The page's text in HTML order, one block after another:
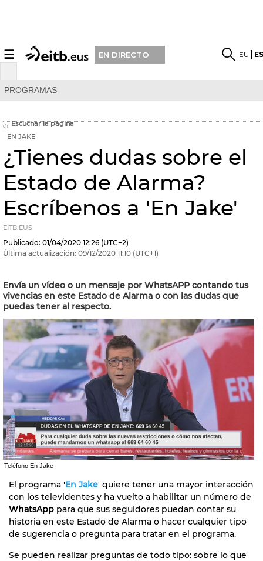
☰ EN DIRECTO EU
PROGRAMAS
Escuchar la página
EN JAKE
¿Tienes dudas sobre el
Estado de Alarma?
Escríbenos a 'En Jake'
EITB.EUS
Publicado: 01/04/2020 12:26 (UTC+2)
Última actualización: 09/12/2020 11:10 (UTC+1)
Envía un vídeo o un mensaje por WhatsAPP contando tus
vivencias en este Estado de Alarma o con las dudas que
puedas tener al respecto.
Teléfono En Jake
El programa 'En Jake' quiere tener una mayor interacción
con los televidentes y ha vuelto a habilitar un número de
WhatsApp para que sus seguidores puedan contar su
historia en este Estado de Alarma o hacer cualquier tipo
de sugerencia o pregunta para tratar en el programa.
Se pueden realizar preguntas de todo tipo: sobre lo que